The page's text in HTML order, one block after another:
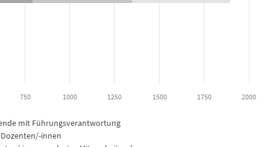
mit Führungsverantwortung
innen
750 1000 1250 1500 1750 2000